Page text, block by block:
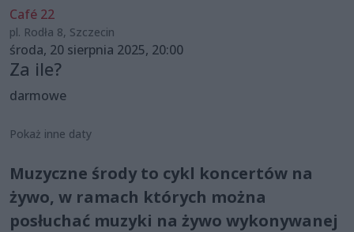
Café 22
pl. Rodła 8, Szczecin
środa, 20 sierpnia 2025, 20:00
Za ile?
darmowe
Pokaż inne daty
Muzyczne środy to cykl koncertów na
żywo, w ramach których można
posłuchać muzyki na żywo wykonywanej